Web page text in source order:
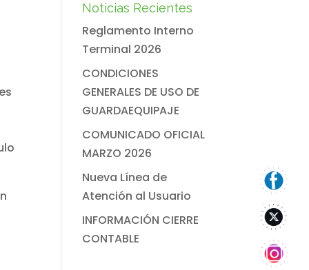
Noticias Recientes
Reglamento Interno
Terminal 2026
CONDICIONES
GENERALES DE USO DE
GUARDAEQUIPAJE
COMUNICADO OFICIAL
MARZO 2026
Nueva Línea de
Atención al Usuario
INFORMACIÓN CIERRE
CONTABLE